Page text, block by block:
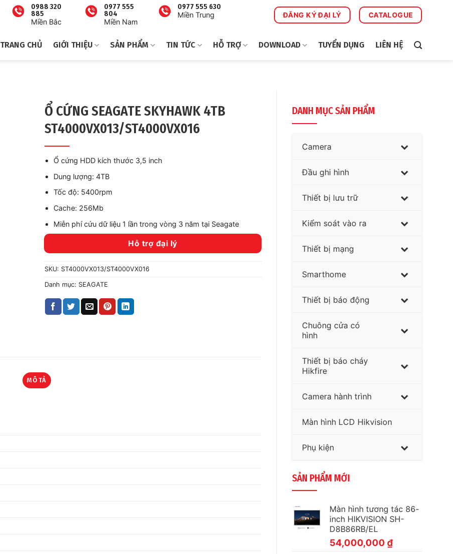
0988 320
885
Miền Bắc
0977 555
804
Miền Nam
0977 555 630
Miền Trung
ĐĂNG KÝ ĐẠI LÝ CATALOGUE
TRANG CHỦ GIỚI THIỆU SẢN PHẨM TIN TỨC HỖ TRỢ DOWNLOAD TUYỂN DỤNG LIÊN HỆ
DANH MỤC SẢN PHẨM
Camera
Đầu ghi hình
Thiết bị lưu trữ
Kiểm soát vào ra
Thiết bị mạng
Smarthome
Thiết bị báo động
Chuông cửa có
hình
Thiết bị báo cháy
Hikfire
Camera hành trình
Màn hình LCD Hikvision
Phụ kiện
SẢN PHẨM MỚI
Màn hình tương tác 86-
inch HIKVISION SH-
D8B86RB/EL
54,000,000 ₫
Ổ CỨNG SEAGATE SKYHAWK 4TB
ST4000VX013/ST4000VX016
Ổ cứng HDD kích thước 3,5 inch
Dung lượng: 4TB
Tốc độ: 5400rpm
Cache: 256Mb
Miễn phí cứu dữ liệu 1 lần trong vòng 3 năm tại Seagate
Hỗ trợ đại lý
SKU: ST4000VX013/ST4000VX016
Danh mục: SEAGATE
MÔ TẢ